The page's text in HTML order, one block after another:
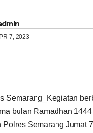
7, 2023
Semarang_Kegiatan
bulan Ramadhan 1444
Semarang Jumat 7